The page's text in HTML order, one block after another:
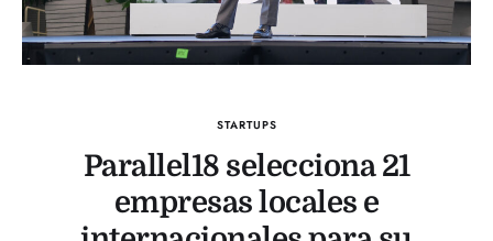
STARTUPS
Parallel18 selecciona 21
empresas locales e